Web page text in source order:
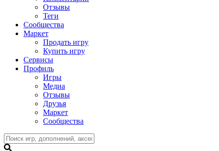
Отзывы
Теги
Сообщества
Маркет
Продать игру
Купить игру
Сервисы
Профиль
Игры
Медиа
Отзывы
Друзья
Маркет
Сообщества